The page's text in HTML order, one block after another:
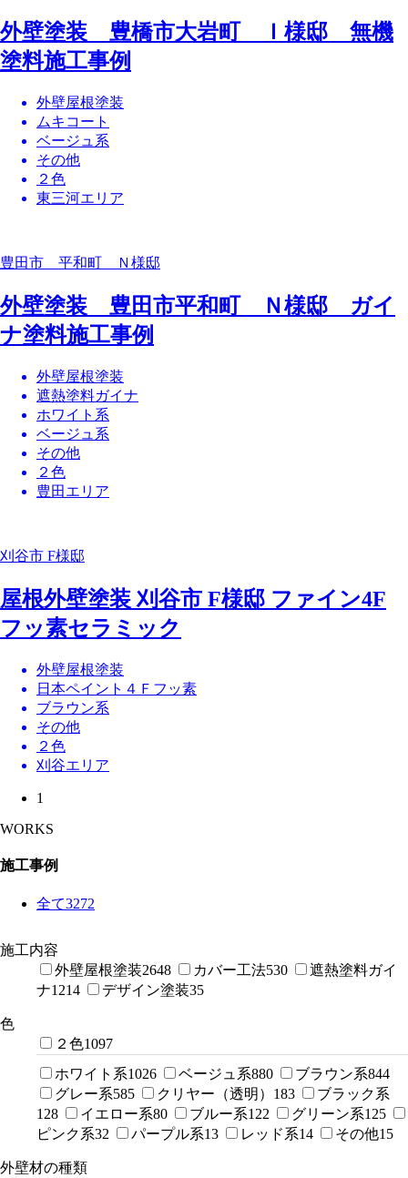
外壁塗装 豊橋市大岩町 Ｉ様邸 無機
塗料施工事例
外壁屋根塗装
ムキコート
ベージュ系
その他
２色
東三河エリア
豊田市 平和町 Ｎ様邸
外壁塗装 豊田市平和町 Ｎ様邸 ガイ
ナ塗料施工事例
外壁屋根塗装
遮熱塗料ガイナ
ホワイト系
ベージュ系
その他
２色
豊田エリア
刈谷市 F様邸
屋根外壁塗装 刈谷市 F様邸 ファイン4F
フッ素セラミック
外壁屋根塗装
日本ペイント４Ｆフッ素
ブラウン系
その他
２色
刈谷エリア
1
WORKS
施工事例
全て3272
施工内容
外壁屋根塗装2648 カバー工法530
遮熱塗料ガイ
ナ1214 デザイン塗装35
色
２色1097
ホワイト系1026 ベージュ系880 ブラウン系844
グレー系585 クリヤー（透明） 183
ブラック系
128
イエロー系80 ブルー系122 グリーン系125
ピンク系32 パープル系13 レッド系14 その他15
外壁材の種類